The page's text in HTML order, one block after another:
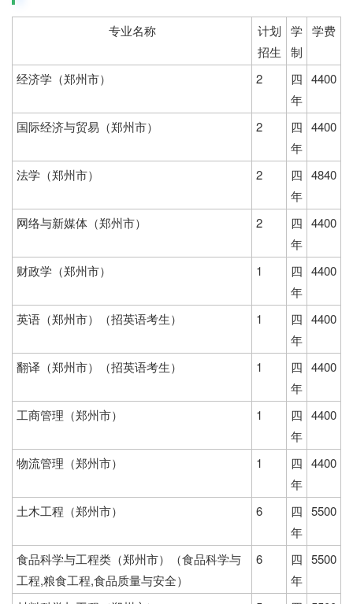
专业名称
计划
招生
学
制
学费
经济学（郑州市） 2
四
年
4400
国际经济与贸易（郑州市） 2
四
年
4400
法学（郑州市） 2
四
年
4840
网络与新媒体（郑州市） 2
四
年
4400
财政学（郑州市） 1
四
年
4400
英语（郑州市）（招英语考生） 1
四
年
4400
翻译（郑州市）（招英语考生） 1
四
年
4400
工商管理（郑州市） 1
四
年
4400
物流管理（郑州市） 1
四
年
4400
土木工程（郑州市） 6
四
年
5500
食品科学与工程类（郑州市）（食品科学与
工程,粮食工程,食品质量与安全）
6
四
年
5500